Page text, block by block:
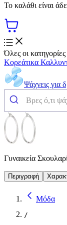
Το καλάθι είναι
Όλες οι κατηγορίες
Κορεάτικα
Ψάχνεις για
Γυναικεία
Περιγραφή
Μόδα
/